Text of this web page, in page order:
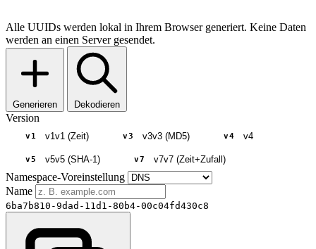
Alle UUIDs werden lokal in Ihrem Browser generiert. Keine Daten
werden an einen Server gesendet.
Generieren Dekodieren
Version
v1 v1 v1 (Zeit) v3 v3v3 (MD5) v4 v4
v5 v5v5 (SHA-1) v7 v7v7 (Zeit+Zufall)
Namespace-Voreinstellung
Name
6ba7b810-9dad-11d1-80b4-00c04fd430c8